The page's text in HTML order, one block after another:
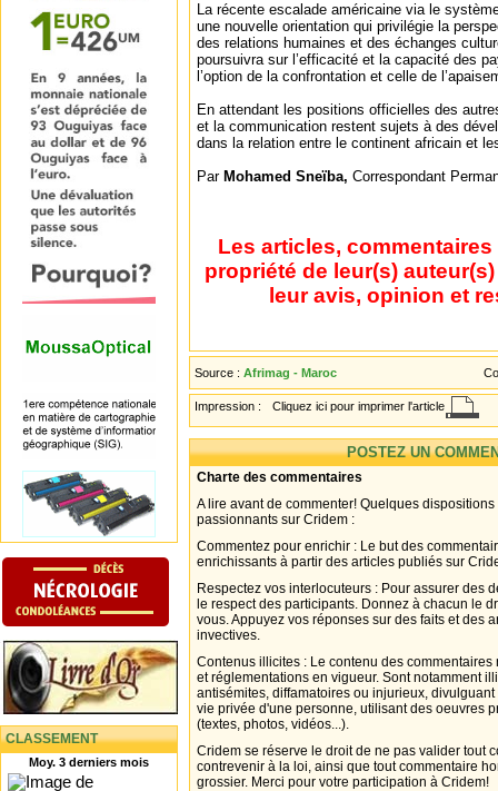
CLASSEMENT
Moy. 3 derniers mois
La récente escalade américaine via le
une nouvelle orientation qui privilégie la
des relations humaines et des échanges
poursuivra sur l’efficacité et la capacité des
l’option de la confrontation et celle de
En attendant les positions officielles des
et la communication restent sujets à des
dans la relation entre le continent africain et
Par Mohamed Sneïba, Correspondant
Les articles,
propriété de leur(s)
leur avis, opinion et
Source : Afrimag - Maroc
Impression : Cliquez ici pour imprimer l'article
POSTEZ UN
Charte des commentaires
A lire avant de commenter! Quelques
passionnants sur Cridem :
Commentez pour enrichir : Le but des
enrichissants à partir des articles publiés sur
Respectez vos interlocuteurs : Pour assurer des
le respect des participants. Donnez à chacun le
vous. Appuyez vos réponses sur des faits et des
invectives.
Contenus illicites : Le contenu des
et réglementations en vigueur. Sont notamment
antisémites, diffamatoires ou injurieux,
vie privée d'une personne, utilisant des oeuvres
(textes, photos, vidéos...).
Cridem se réserve le droit de ne pas valider tout
contrevenir à la loi, ainsi que tout commentaire
grossier. Merci pour votre participation à Cridem!